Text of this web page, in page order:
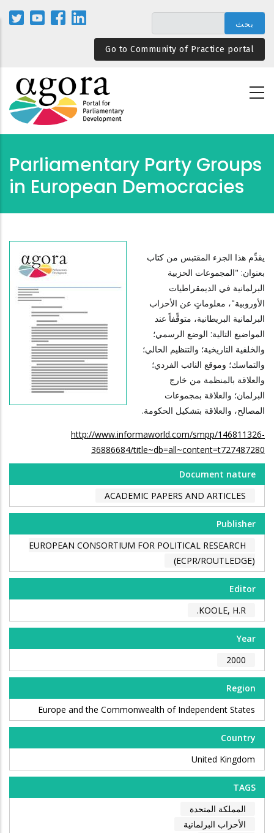
المحتوى
الرئيسيGo to Community of Practice portal
Parliamentary Party Groups
in European Democracies
يقدِّم هذا الجزء المقتبس من كتاب
بعنوان: "المجموعات الحزبية
البرلمانية في الديمقراطيات
الأوروبية"، معلوماتٍ عن الأحزاب
البرلمانية البريطانية، متوقِّفاً عند
المواضيع التالية: الوضع الرسمي؛
والخلفية التاريخية؛ والتنظيم الحالي؛
والتماسك؛ وموقع النائب الفردي؛
والعلاقة بالمنظمة من خارج
البرلمان؛ والعلاقة بمجموعات
المصالح، والعلاقة بتشكيل الحكومة.
http://www.informaworld.com/smpp/146811326-
36886684/title~db=all~content=t727487280
Document nature
ACADEMIC PAPERS AND ARTICLES
Publisher
EUROPEAN CONSORTIUM FOR POLITICAL RESEARCH
(ECPR/ROUTLEDGE)
Editor
KOOLE, H.R.
Year
2000
Region
Europe and the Commonwealth of Independent States
Country
United Kingdom
TAGS
المملكة المتحدة
الأحزاب البرلمانية